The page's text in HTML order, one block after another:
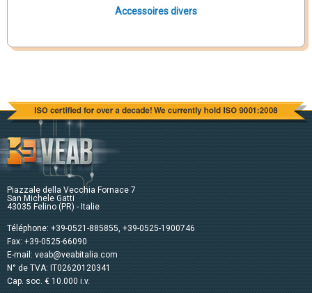
Accessoires divers
Piazzale della Vecchia Fornace 7
San Michele Gatti
43035 Felino (PR) - Italie
Téléphone: +39-0521-885855, +39-0525-1900746
Fax: +39-0525-66090
E-mail: veab@veabitalia.com
N° de TVA: IT02620120341
Cap. soc. € 10.000 i.v.